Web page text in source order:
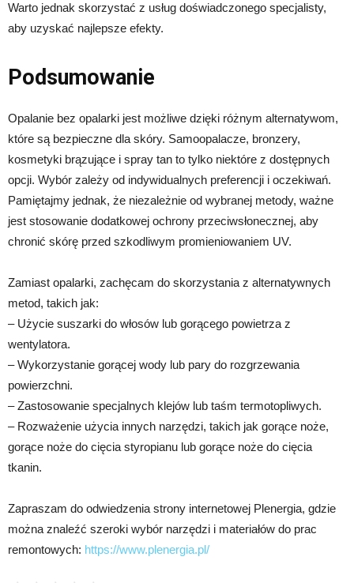
Warto jednak skorzystać z usług doświadczonego specjalisty,
aby uzyskać najlepsze efekty.
Podsumowanie
Opalanie bez opalarki jest możliwe dzięki różnym alternatywom,
które są bezpieczne dla skóry. Samoopalacze, bronzery,
kosmetyki brązujące i spray tan to tylko niektóre z dostępnych
opcji. Wybór zależy od indywidualnych preferencji i oczekiwań.
Pamiętajmy jednak, że niezależnie od wybranej metody, ważne
jest stosowanie dodatkowej ochrony przeciwsłonecznej, aby
chronić skórę przed szkodliwym promieniowaniem UV.
Zamiast opalarki, zachęcam do skorzystania z alternatywnych
metod, takich jak:
– Użycie suszarki do włosów lub gorącego powietrza z
wentylatora.
– Wykorzystanie gorącej wody lub pary do rozgrzewania
powierzchni.
– Zastosowanie specjalnych klejów lub taśm termotopliwych.
– Rozważenie użycia innych narzędzi, takich jak gorące noże,
gorące noże do cięcia styropianu lub gorące noże do cięcia
tkanin.
Zapraszam do odwiedzenia strony internetowej Plenergia, gdzie
można znaleźć szeroki wybór narzędzi i materiałów do prac
remontowych: https://www.plenergia.pl/